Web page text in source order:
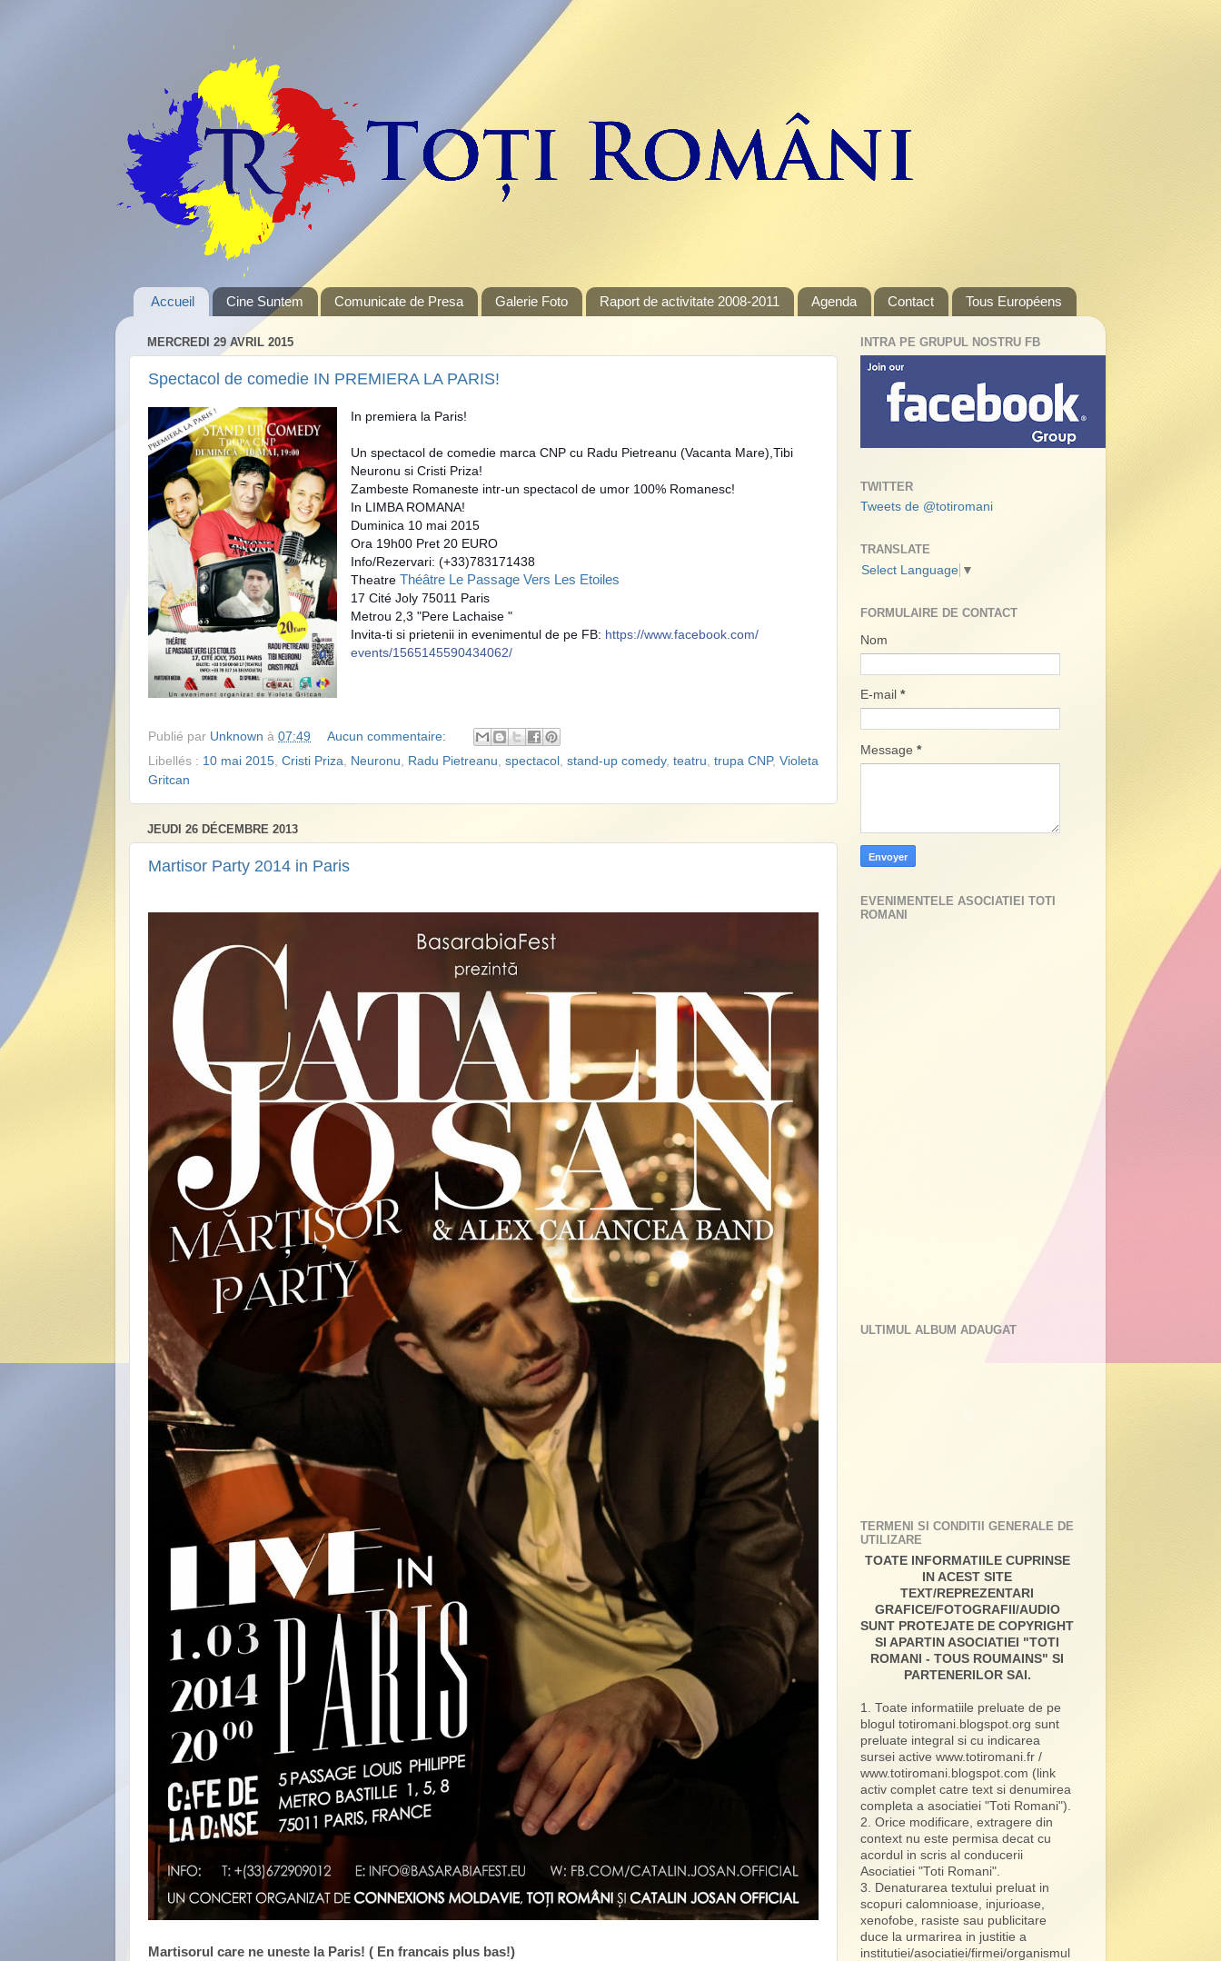
Accueil Cine Suntem Comunicate de Presa Galerie Foto Raport de activitate 2008-2011 Agenda Contact Tous Européens
MERCREDI 29 AVRIL 2015
Spectacol de comedie IN PREMIERA LA PARIS!
In premiera la Paris!
Un spectacol de comedie marca CNP cu Radu Pietreanu (Vacanta Mare),Tibi
Neuronu si Cristi Priza!
Zambeste Romaneste intr-un spectacol de umor 100% Romanesc!
In LIMBA ROMANA!
Duminica 10 mai 2015
Ora 19h00 Pret 20 EURO
Info/Rezervari: (+33)783171438
Theatre Théâtre Le Passage Vers Les Etoiles
17 Cité Joly 75011 Paris
Metrou 2,3 "Pere Lachaise "
Invita-ti si prietenii in evenimentul de pe FB: https://www.facebook.com/
events/1565145590434062/
Publié par Unknown à 07:49
Aucun commentaire:
Libellés : 10 mai 2015, Cristi Priza, Neuronu, Radu Pietreanu, spectacol , stand-up comedy, teatru, trupa CNP, Violeta
Gritcan
JEUDI 26 DÉCEMBRE 2013
Martisor Party 2014 in Paris
Martisorul care ne uneste la Paris! ( En francais plus bas!)
INTRA PE GRUPUL NOSTRU FB
TWITTER
Tweets de @totiromani
TRANSLATE
Select Language ▼
FORMULAIRE DE CONTACT
Nom
E-mail *
Message *
EVENIMENTELE ASOCIATIEI TOTI
ROMANI
ULTIMUL ALBUM ADAUGAT
TERMENI SI CONDITII GENERALE DE
UTILIZARE
TOATE INFORMATIILE CUPRINSE
IN ACEST SITE
TEXT/REPREZENTARI
GRAFICE/FOTOGRAFII/AUDIO
SUNT PROTEJATE DE COPYRIGHT
SI APARTIN ASOCIATIEI "TOTI
ROMANI - TOUS ROUMAINS" SI
PARTENERILOR SAI.
1. Toate informatiile preluate de pe
blogul totiromani.blogspot.org sunt
preluate integral si cu indicarea
sursei active www.totiromani.fr /
www.totiromani.blogspot.com (link
activ complet catre text si denumirea
completa a asociatiei "Toti Romani").
2. Orice modificare, extragere din
context nu este permisa decat cu
acordul in scris al conducerii
Asociatiei "Toti Romani".
3. Denaturarea textului preluat in
scopuri calomnioase, injurioase,
xenofobe, rasiste sau publicitare
duce la urmarirea in justitie a
institutiei/asociatiei/firmei/organismul